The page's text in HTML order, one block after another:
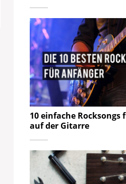
10 einfache Rocksongs
auf der Gitarre